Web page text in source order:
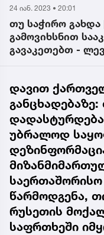
25 იან. 2023 • 8:46
ვცდილობ, ლევან
სერიოზულად
ვალდებულება
რაღაც ემოცია
დავით
განცხადებაზე:
უბრალოდ
საერთაშორისო
წარმოდგენა,
რუსეთის
საფრთხეში